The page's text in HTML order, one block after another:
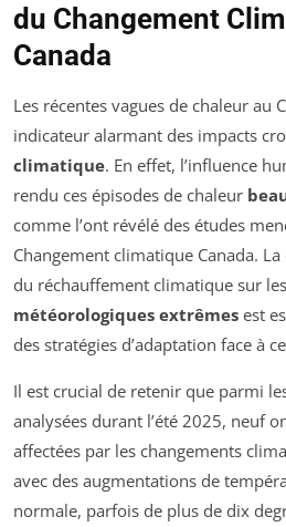
du Changement
Canada
Les récentes vagues de chaleur au
indicateur alarmant des impacts
climatique. En effet, l’influence
rendu ces épisodes de chaleur
comme l’ont révélé des études
Changement climatique Canada.
du réchauffement climatique sur les
météorologiques extrêmes est
des stratégies d’adaptation face à
Il est crucial de retenir que parmi
analysées durant l’été 2025, neuf
affectées par les changements
avec des augmentations de
normale, parfois de plus de dix